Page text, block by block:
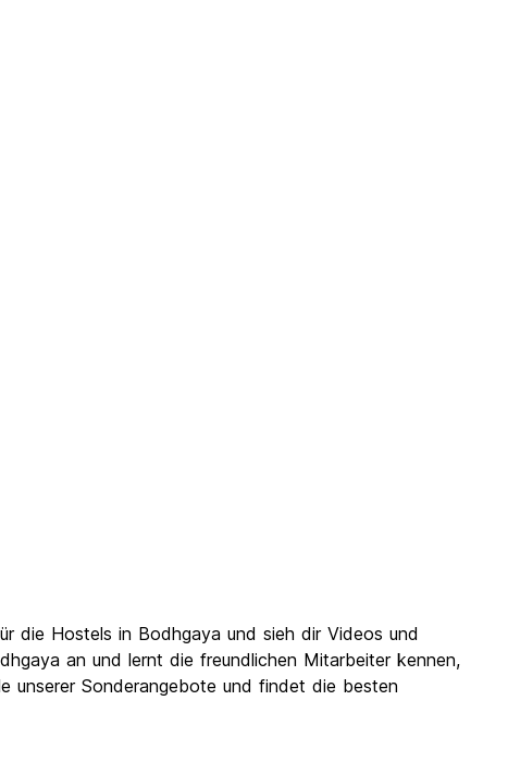
die Hostels in Bodhgaya und sieh dir Videos und
an und lernt die freundlichen Mitarbeiter kennen,
unserer Sonderangebote und findet die besten